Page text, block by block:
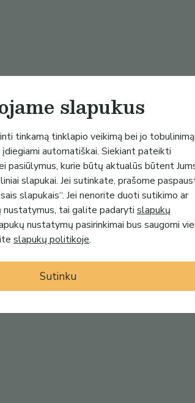
slapukus
tinkamą tinklapio veikimą bei jo
automatiškai. Siekiant pateikti
pasiūlymus, kurie būtų aktualūs būtent
slapukai. Jei sutinkate, prašome
slapukais“. Jei nenorite duoti sutikimo ar
tai galite padaryti slapukų
nustatymų pasirinkimai bus saugomi
slapukų politikoje.
Sutinku